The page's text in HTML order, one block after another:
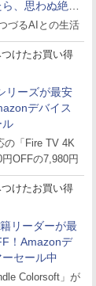
、思わぬ絶景
づるAIとの生活
けたお買い得
リーズが最安
デバイス
ル
の「Fire TV 4K
OFFの7,980円
けたお買い得
リーダーが最
！Amazonデ
セール中
Colorsoft」が